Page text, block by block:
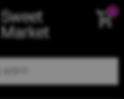
Sweet
Market